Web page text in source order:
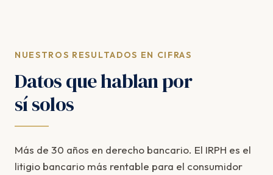
NUESTROS RESULTADOS EN CIFRAS
Datos que hablan por
sí solos
Más de 30 años en derecho bancario. El IRPH es el
litigio bancario más rentable para el consumidor